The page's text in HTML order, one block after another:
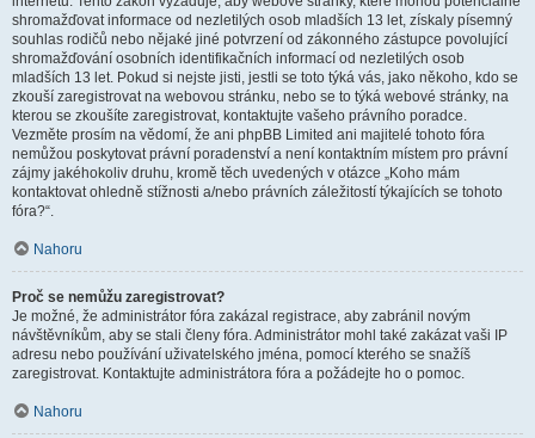
shromažďovat informace od nezletilých osob mladších 13 let, získaly písemný
souhlas rodičů nebo nějaké jiné potvrzení od zákonného zástupce povolující
shromažďování osobních identifikačních informací od nezletilých osob
mladších 13 let. Pokud si nejste jisti, jestli se toto týká vás, jako někoho, kdo se
zkouší zaregistrovat na webovou stránku, nebo se to týká webové stránky, na
kterou se zkoušíte zaregistrovat, kontaktujte vašeho právního poradce.
Vezměte prosím na vědomí, že ani phpBB Limited ani majitelé tohoto fóra
nemůžou poskytovat právní poradenství a není kontaktním místem pro právní
zájmy jakéhokoliv druhu, kromě těch uvedených v otázce „Koho mám
kontaktovat ohledně stížnosti a/nebo právních záležitostí týkajících se tohoto
fóra?“.
Nahoru
Proč se nemůžu zaregistrovat?
Je možné, že administrátor fóra zakázal registrace, aby zabránil novým
návštěvníkům, aby se stali členy fóra. Administrátor mohl také zakázat vaši IP
adresu nebo používání uživatelského jména, pomocí kterého se snažíš
zaregistrovat. Kontaktujte administrátora fóra a požádejte ho o pomoc.
Nahoru